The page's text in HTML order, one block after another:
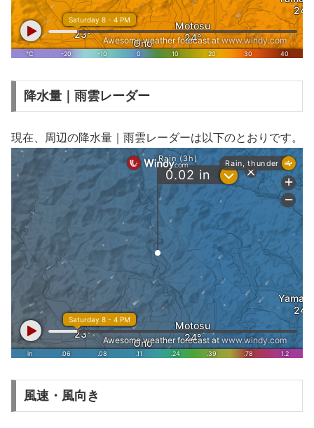
降水量｜雨雲レーダー
現在、周辺の降水量｜雨雲レーダーは以下のとおりです。
風速・風向き